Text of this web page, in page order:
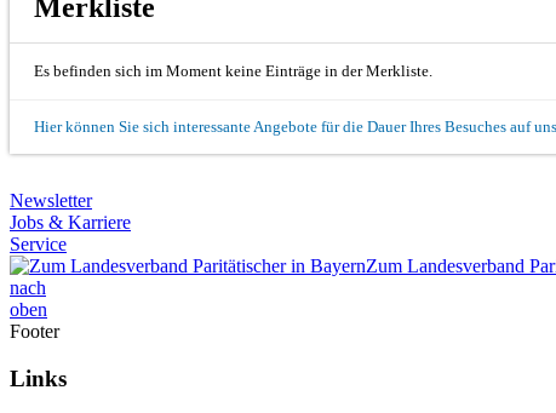
Merkliste
Es befinden sich im Moment keine Einträge in der Merkliste.
Hier können Sie sich interessante Angebote für die Dauer Ihres Besuches auf
Newsletter
Jobs & Karriere
Service
Zum Landesverband
nach
oben
Footer
Links